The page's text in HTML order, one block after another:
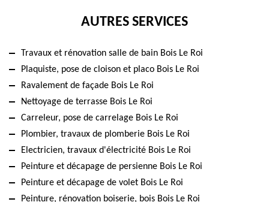
AUTRES SERVICES
Travaux et rénovation salle de bain Bois Le Roi
Plaquiste, pose de cloison et placo Bois Le Roi
Ravalement de façade Bois Le Roi
Nettoyage de terrasse Bois Le Roi
Carreleur, pose de carrelage Bois Le Roi
Plombier, travaux de plomberie Bois Le Roi
Electricien, travaux d'électricité Bois Le Roi
Peinture et décapage de persienne Bois Le Roi
Peinture et décapage de volet Bois Le Roi
Peinture, rénovation boiserie, bois Bois Le Roi